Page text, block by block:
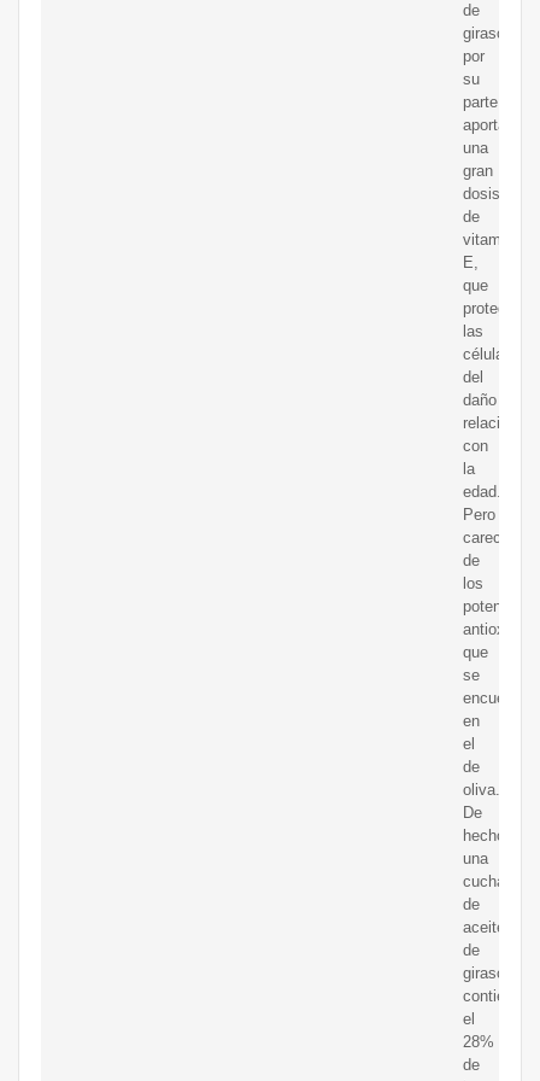
de
girasol,
por
su
parte,
aporta
una
gran
dosis
de
vitamina
E,
que
protege
las
células
del
daño
con
la
edad.
Pero
carece
de
los
potentes
que
se
encuentran
en
el
de
oliva.
De
hecho,
una
cucharada
de
aceite
de
girasol
contiene
el
28%
de